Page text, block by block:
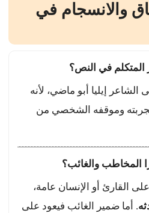
والانسجام في
إيليا أبو ماضي، لأنه
وموقفه الشخصي من
القارئ أو الإنسان عامة،
. أما ضمير الغائب فيعود على